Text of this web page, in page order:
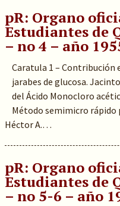
pR: Organo
Estudiantes de
– no 4 – año
Caratula 1 –
jarabes de glucosa.
del Ácido Monocloro
Método semimicro rápido
Héctor A.…
pR: Organo
Estudiantes de
– no 5-6 – año